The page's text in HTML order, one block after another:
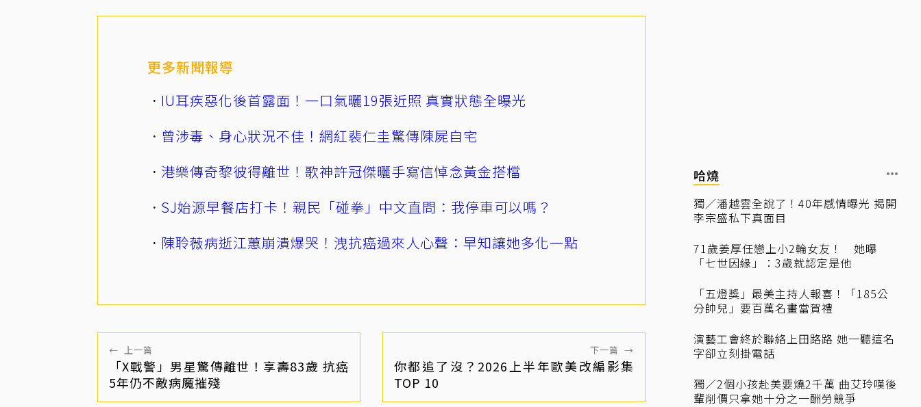
更多新聞報導
IU耳疾惡化後首露面！一口氣曬19張近照 真實狀態全曝光
曾涉毒、身心狀況不佳！網紅裴仁圭驚傳陳屍自宅
港樂傳奇黎彼得離世！歌神許冠傑曬手寫信悼念黃金搭檔
SJ始源早餐店打卡！親民「碰拳」中文直問：我停車可以嗎？
陳聆薇病逝江蕙崩潰爆哭！洩抗癌過來人心聲：早知讓她多化一點
← 上一篇
「X戰警」男星驚傳離世！享壽83歲 抗癌
5年仍不敵病魔摧殘
下一篇 →
你都追了沒？2026上半年歐美改編影集
TOP 10
哈燒
獨／潘越雲全說了！40年感情曝光 揭開
李宗盛私下真面目
71歲姜厚任戀上小2輪女友！ 她曝
「七世因緣」：3歲就認定是他
「五燈獎」最美主持人報喜！「185公
分帥兒」要百萬名畫當賀禮
演藝工會終於聯絡上田路路 她一聽這名
字卻立刻掛電話
獨／2個小孩赴美要燒2千萬 曲艾玲嘆後
輩削價只拿她十分之一酬勞競爭